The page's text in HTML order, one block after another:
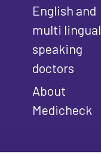
English and
multi lingual
speaking
doctors
About
Medicheck